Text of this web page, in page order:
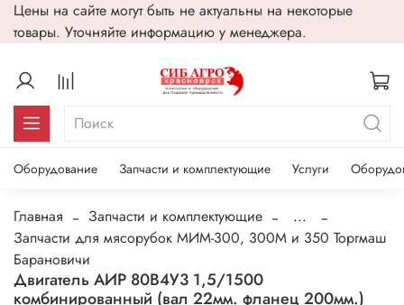
Цены на сайте могут быть не актуальны на некоторые
товары. Уточняйте информацию у менеджера.
Оборудование Запчасти и комплектующие Услуги
Главная Запчасти и комплектующие
...
Запчасти для мясорубок МИМ-300, 300М и 350 Торгмаш
Барановичи
Двигатель АИР 80В4У3 1,5/1500
комбинированный (вал 22мм. фланец 200мм.)